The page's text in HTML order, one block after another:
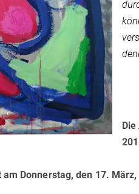
Donnerstag, den 17. März